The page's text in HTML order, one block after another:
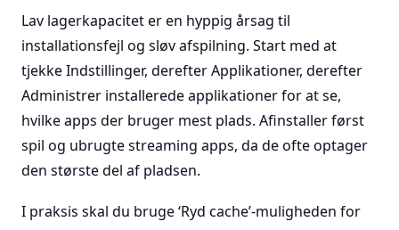
Lav lagerkapacitet er en hyppig årsag til
installationsfejl og sløv afspilning. Start med at
tjekke Indstillinger, derefter Applikationer, derefter
Administrer installerede applikationer for at se,
hvilke apps der bruger mest plads. Afinstaller først
spil og ubrugte streaming apps, da de ofte optager
den største del af pladsen.
I praksis skal du bruge ‘Ryd cache’-muligheden for